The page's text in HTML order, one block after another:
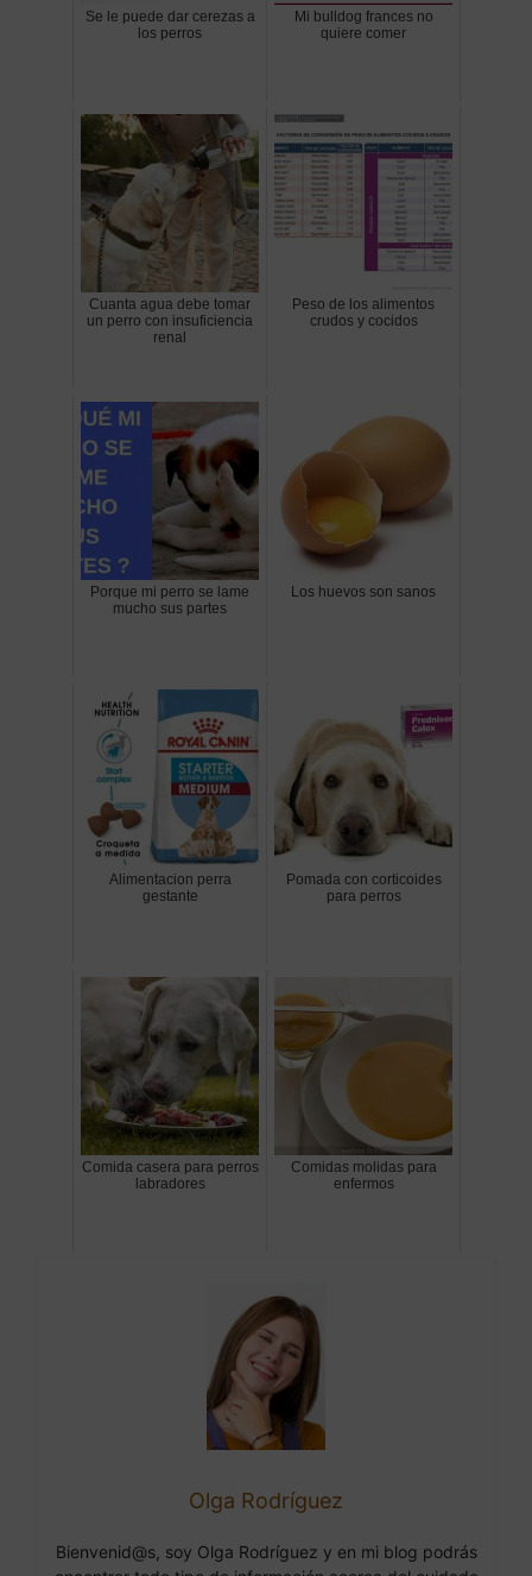
Se le puede dar cerezas a
los perros
Mi bulldog frances no
quiere comer
Cuanta agua debe tomar
un perro con insuficiencia
renal
Peso de los alimentos
crudos y cocidos
Porque mi perro se lame
mucho sus partes
Los huevos son sanos
Alimentacion perra
gestante
Pomada con corticoides
para perros
Comida casera para perros
labradores
Comidas molidas para
enfermos
Olga Rodríguez
Bienvenid@s, soy Olga Rodríguez y en mi blog podrás